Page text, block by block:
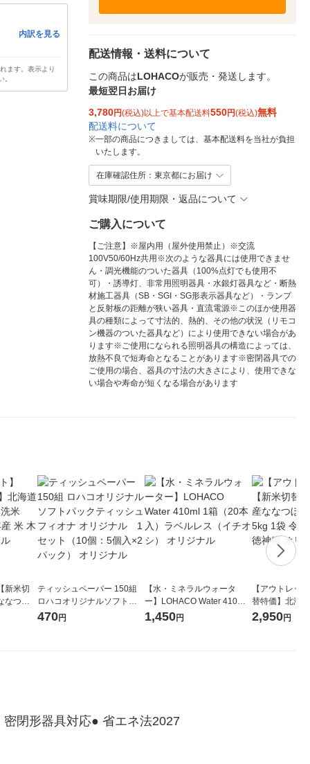
内訳を見る
ます。表示より
。
配送情報・送料について
この商品はLOHACOが販売・発送します。
最短翌日お届け
3,780円(税込)以上で基本配送料550円(税込)無料
配送料について
※一部の商品につきましては、基本配送料を当社が負担
いたします。
在庫確認住所：東京都にお届け
賞味期限/使用期限・返品について
ご購入について
【ご注意】※屋内用（屋外使用禁止）※交流
100V50/60Hz共用※次のような器具には使用できませ
ん・調光機能のついた器具（100%点灯でも使用不
可）・誘導灯、非常用照明器具・水銀灯器具など・断熱
材施工器具（SB・SGI・SG形表示器具など）・ランプ
と反射板の距離が狭い器具・直流電源※このほか使用器
具の種類によって寸法的、熱的、その他の状況（リモコ
ン機器のついた器具など）により使用できない場合があ
ります※ご使用になられる照明器具の構造によっては、
放熱不良で短寿命となることがあります※密閉器具での
ご使用の場合、器具の寸法の大きさにより、使用できな
い場合や寿命が短くなる場合があります
新米切
なつぼ
和7年産
ティッシュペーパー 150組
ロハコオリジナルソフトパ
ックティッシュ フィオナ オ
470円
【水・ミネラルウォータ
ー】LOHACO Water 410ml
1箱（20本入）ラベルレス
1,450円
【アウトレッ
替特価】北海
し 精白米 5kg
2,950円
閉形器具対応● 省エネ法2027